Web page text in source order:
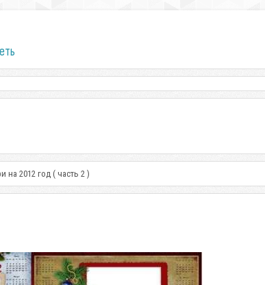
на 2012 год ( часть 2 )